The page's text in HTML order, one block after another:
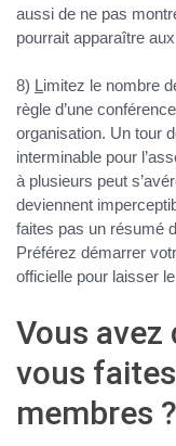
aussi de ne pas
pourrait apparaître
8) Limitez le nombre
règle d’une
organisation. Un tour
interminable pour
à plusieurs peut
deviennent
faites pas un résumé
Préférez démarrer
officielle pour laisser
Vous
vous
membres ?